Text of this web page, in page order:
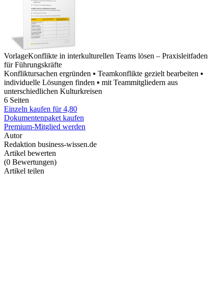
VorlageKonflikte in interkulturellen Teams lösen – Praxisleitfaden
für Führungskräfte
Konfliktursachen ergründen ▪ Teamkonflikte gezielt bearbeiten ▪
individuelle Lösungen finden ▪ mit Teammitgliedern aus
unterschiedlichen Kulturkreisen
6 Seiten
Einzeln kaufen für4,80
Dokumentenpaket kaufen
Premium-Mitglied werden
Autor
Redaktion business-wissen.de
Artikel bewerten
(0 Bewertungen)
Artikel teilen